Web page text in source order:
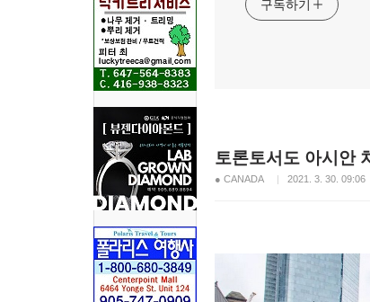
구독하기
토론토서도 아시안
● CANADA 2021. 3. 30. 09:06